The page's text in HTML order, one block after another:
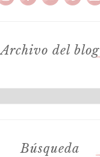
Archivo del blog
Búsqueda